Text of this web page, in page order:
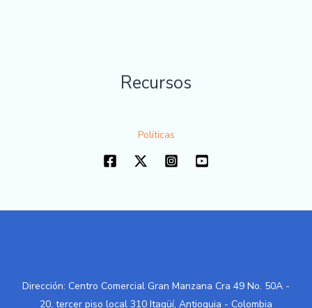
Recursos
Políticas
Dirección: Centro Comercial Gran Manzana Cra 49 No. 50A -
20, tercer piso local 310 Itagüí, Antioquia - Colombia